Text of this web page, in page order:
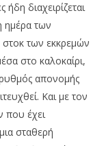
διαχειρίζεται
ημέρα των
των εκκρεμών
στο καλοκαίρι,
απονομής
Και με τον
που έχει
σταθερή